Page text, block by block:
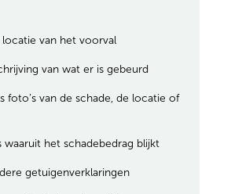
van het voorval
van wat er is gebeurd
foto’s van de schade, de locatie of
waaruit het schadebedrag blijkt
getuigenverklaringen